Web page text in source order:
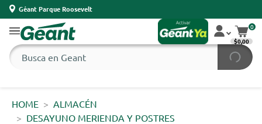
Géant Parque Roosevelt
0
$0,00
HOME
ALMACÉN
DESAYUNO MERIENDA Y POSTRES